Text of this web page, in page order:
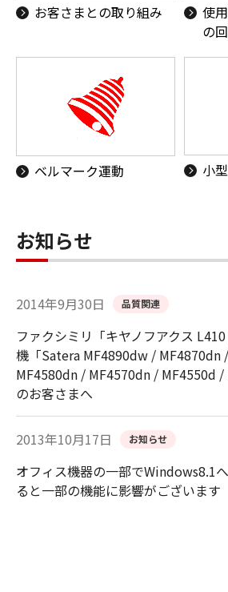
お客さまとの取り組み
使
の
ベルマーク運動 小
お知らせ
2014年9月30日 品質関連
ファクシミリ「キヤノフアクス
機「Satera MF4890dw / MF4870dn
MF4580dn / MF4570dn / MF4550d /
のお客さまへ
2013年10月17日 お知らせ
オフィス機器の一部でWindows8.1
ると一部の機能に影響がございます